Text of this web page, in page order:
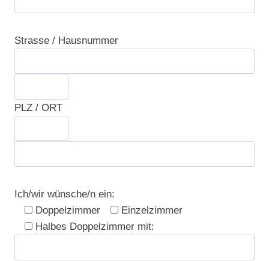
Strasse / Hausnummer
PLZ / ORT
Ich/wir wünsche/n ein:
Doppelzimmer
Einzelzimmer
Halbes Doppelzimmer mit: